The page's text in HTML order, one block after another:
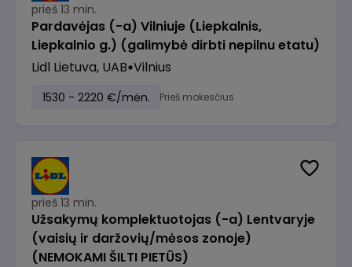
prieš 13 min.
Pardavėjas (-a) Vilniuje (Liepkalnis,
Liepkalnio g.) (galimybė dirbti nepilnu etatu)
Lidl Lietuva, UAB Vilnius
1530 - 2220 €/mėn. Prieš mokesčius
prieš 13 min.
Užsakymų komplektuotojas (-a) Lentvaryje
(vaisių ir daržovių/mėsos zonoje)
(NEMOKAMI ŠILTI PIETŪS)